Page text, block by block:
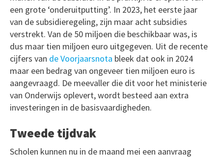
een grote ‘onderuitputting’. In 2023, het eerste jaar
van de subsidieregeling, zijn maar acht subsidies
verstrekt. Van de 50 miljoen die beschikbaar was, is
dus maar tien miljoen euro uitgegeven. Uit de recente
cijfers van de Voorjaarsnota bleek dat ook in 2024
maar een bedrag van ongeveer tien miljoen euro is
aangevraagd. De meevaller die dit voor het ministerie
van Onderwijs oplevert, wordt besteed aan extra
investeringen in de basisvaardigheden.
Tweede tijdvak
Scholen kunnen nu in de maand mei een aanvraag